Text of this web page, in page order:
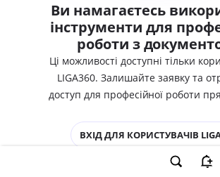
Ви намагаєтесь
інструменти для
роботи з
Ці можливості доступні тільки
LIGA360. Залишайте заявку та
доступ для професійної роботи
ВХІД ДЛЯ КОРИСТУВАЧІВ
ХОЧУ СПРОБУВАТИ LIGA360 -